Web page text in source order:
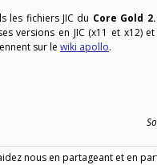
les fichiers JIC du Core Gold
versions en JIC (x11 et x12)
sur le wiki apollo.
nous en partageant et en